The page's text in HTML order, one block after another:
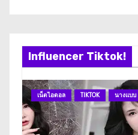
Influencer Tiktok!
เน็ตไอดอล TIKTOK นางแบบ